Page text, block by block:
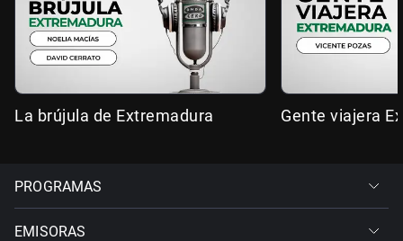
La brújula de Extremadura Gente viajera
PROGRAMAS
EMISORAS